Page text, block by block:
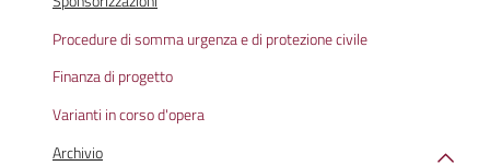
Procedure di somma urgenza e di protezione civile
Finanza di progetto
Varianti in corso d'opera
Archivio